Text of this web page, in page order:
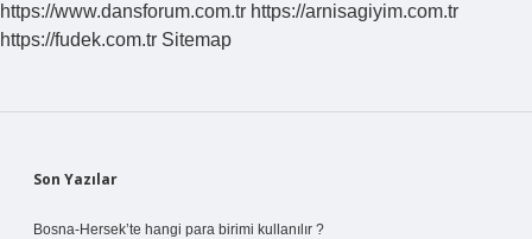
https://www.dansforum.com.tr https://arnisagiyim.com.tr
https://fudek.com.tr Sitemap
Sidebar
Son Yazılar
Bosna-Hersek’te hangi para birimi kullanılır ?